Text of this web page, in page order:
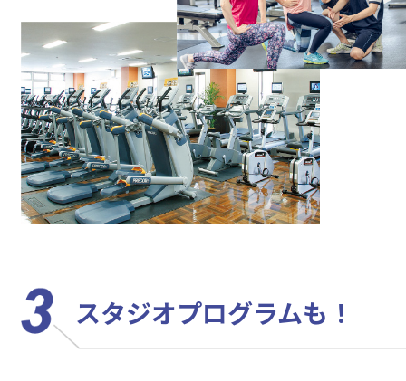
スタジオプログラムも！